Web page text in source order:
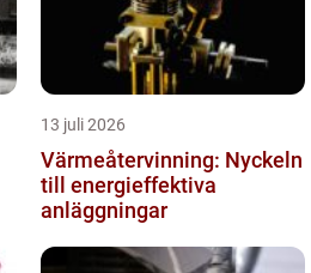
13 juli 2026
Värmeåtervinning: Nyckeln
till energieffektiva
anläggningar